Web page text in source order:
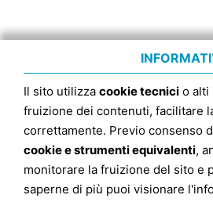
Il sito utilizza cookie tecnici o alti
fruizione dei contenuti, facilitare
correttamente. Previo consenso
cookie e strumenti equivalenti,
monitorare la fruizione del sito e
saperne di più puoi visionare